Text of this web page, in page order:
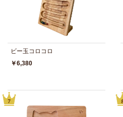
ビー玉コロコロ
￥6,380